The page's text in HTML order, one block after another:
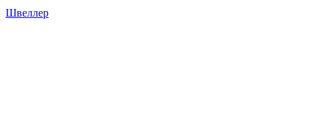
Швеллер